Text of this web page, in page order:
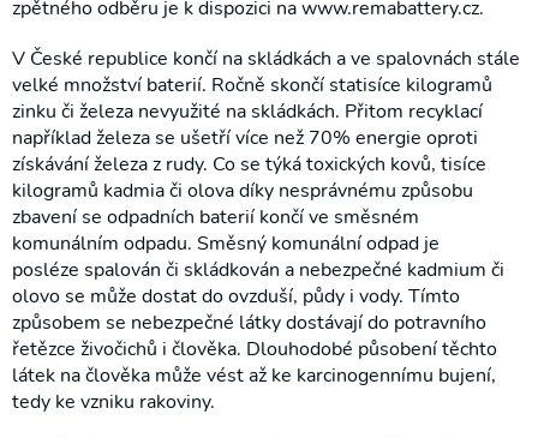
zpětného odběru je k dispozici na www.remabattery.cz.
V České republice končí na skládkách a ve spalovnách stále
velké množství baterií. Ročně skončí statisíce kilogramů
zinku či železa nevyužité na skládkách. Přitom recyklací
například železa se ušetří více než 70% energie oproti
získávání železa z rudy. Co se týká toxických kovů, tisíce
kilogramů kadmia či olova díky nesprávnému způsobu
zbavení se odpadních baterií končí ve směsném
komunálním odpadu. Směsný komunální odpad je
posléze spalován či skládkován a nebezpečné kadmium či
olovo se může dostat do ovzduší, půdy i vody. Tímto
způsobem se nebezpečné látky dostávají do potravního
řetězce živočichů i člověka. Dlouhodobé působení těchto
látek na člověka může vést až ke karcinogennímu bujení,
tedy ke vzniku rakoviny.